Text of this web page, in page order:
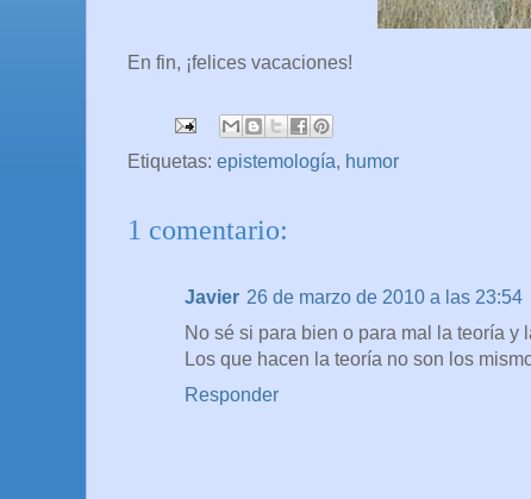
En fin, ¡felices vacaciones!
Etiquetas: epistemología, humor
1 comentario:
Javier 26 de marzo de 2010 a las 23:54
No sé si para bien o para mal la teoría y
Los que hacen la teoría no son los
Responder